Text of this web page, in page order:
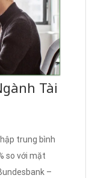
Tài
trung bình
so với mặt
–